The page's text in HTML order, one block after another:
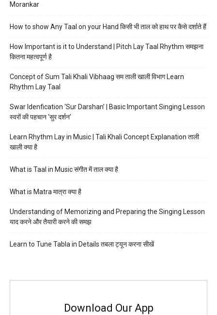
Morankar
How to show Any Taal on your Hand किसी भी ताल को हाथ पर कैसे दर्शाते हैं
How Important is it to Understand | Pitch Lay Taal Rhythm समझना
कितना महत्वपूर्ण है
Concept of Sum Tali Khali Vibhaag सम ताली खाली विभाग Learn
Rhythm Lay Taal
Swar Idenfication ‘Sur Darshan’ | Basic Important Singing Lesson
स्वरों की पहचान ‘सुर दर्शन’
Learn Rhythm Lay in Music | Tali Khali Concept Explanation ताली
खाली क्या है
What is Taal in Music संगीत में ताल क्या है
What is Matra मात्रा क्या है
Understanding of Memorizing and Preparing the Singing Lesson
याद करने और तैयारी करने की समझ
Learn to Tune Tabla in Details तबला ट्यून करना सीखें
Download Our App